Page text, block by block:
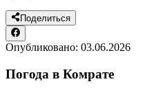
Поделиться
Опубликовано: 03.06.2026
Погода в Комрате